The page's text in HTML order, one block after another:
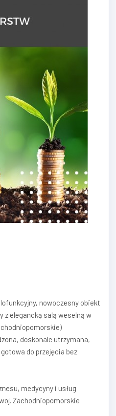
nowoczesny obiekt
z elegancką salą weselną w
doskonale utrzymana,
do przejęcia bez
medycyny i usług
Zachodniopomorskie